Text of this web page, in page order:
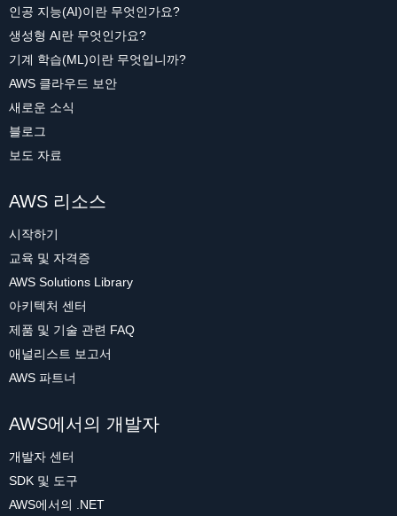
인공 지능(AI)이란 무엇인가요?
생성형 AI란 무엇인가요?
기계 학습(ML)이란 무엇입니까?
AWS 클라우드 보안
새로운 소식
블로그
보도 자료
AWS 리소스
시작하기
교육 및 자격증
AWS Solutions Library
아키텍처 센터
제품 및 기술 관련 FAQ
애널리스트 보고서
AWS 파트너
AWS에서의 개발자
개발자 센터
SDK 및 도구
AWS에서의 .NET